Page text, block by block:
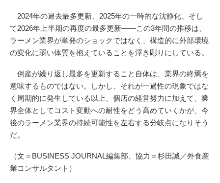
2024年の過去最多更新、2025年の一時的な沈静化、そし
て2026年上半期の再度の最多更新――この3年間の推移は、
ラーメン業界が単発のショックではなく、構造的に外部環境
の変化に弱い体質を抱えていることを浮き彫りにしている。
倒産が繰り返し最多を更新すること自体は、業界の終焉を
意味するものではない。しかし、それが一過性の現象ではな
く周期的に発生している以上、個店の経営努力に加えて、業
界全体としてコスト変動への耐性をどう高めていくかが、今
後のラーメン業界の持続可能性を左右する分岐点になりそう
だ。
（文＝BUSINESS JOURNAL編集部、協力＝杉田誠／外食産
業コンサルタント）